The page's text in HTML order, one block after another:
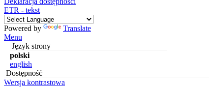
ETR - tekst
Powered by
Translate
Menu
Język strony
polski
english
Dostępność
Wersja kontrastowa